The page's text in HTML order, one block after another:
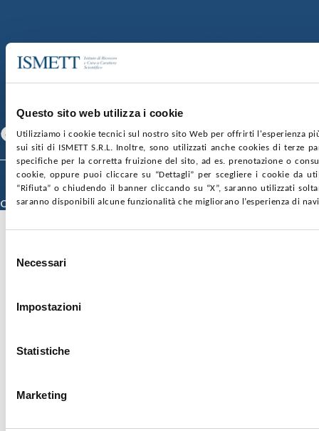
Questo sito web utilizza i cookie
Utilizziamo i cookie tecnici sul nostro sito Web per offrirti l'esperienza
sui siti di ISMETT S.R.L. Inoltre, sono utilizzati anche cookies di terze
specifiche per la corretta fruizione del sito, ad es. prenotazione o
cookie, oppure puoi cliccare su “Dettagli” per scegliere i cookie da
“Rifiuta” o chiudendo il banner cliccando su “X”, saranno utilizzati
saranno disponibili alcune funzionalità che migliorano l’esperienza di
delNecessari
Impostazioni
Statistiche
Marketing
SOCIETÀ TRASPARENTEWHISTLEBLOWING
GARE E CONTRATTI
SOSTIENICI MAPPA DEL SITO
CONTATTI
SEGUICI SU
Facebook Linkedin Youtube
© 2026 ISMETT (Istituto Mediterraneo per i Trapianti e Terapie ad Alta
Specializzazione)
Credits